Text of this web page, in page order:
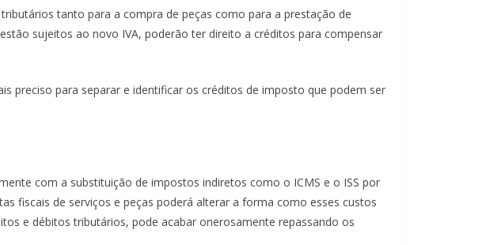
tanto para a compra de peças como para a prestação de
sujeitos ao novo IVA, poderão ter direito a créditos para compensar
preciso para separar e identificar os créditos de imposto que podem ser
com a substituição de impostos indiretos como o ICMS e o ISS por
fiscais de serviços e peças poderá alterar a forma como esses custos
e débitos tributários, pode acabar onerosamente repassando os